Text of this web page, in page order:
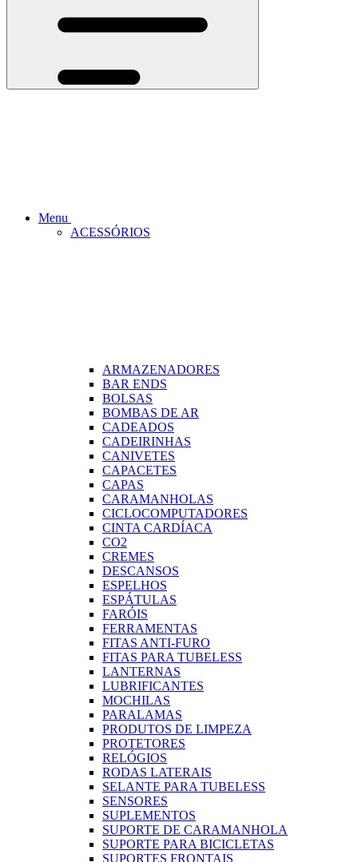
Menu
ACESSÓRIOS
ARMAZENADORES
BAR ENDS
BOLSAS
BOMBAS DE AR
CADEADOS
CADEIRINHAS
CANIVETES
CAPACETES
CAPAS
CARAMANHOLAS
CICLOCOMPUTADORES
CINTA CARDÍACA
CO2
CREMES
DESCANSOS
ESPELHOS
ESPÁTULAS
FARÓIS
FERRAMENTAS
FITAS ANTI-FURO
FITAS PARA TUBELESS
LANTERNAS
LUBRIFICANTES
MOCHILAS
PARALAMAS
PRODUTOS DE LIMPEZA
PROTETORES
RELÓGIOS
RODAS LATERAIS
SELANTE PARA TUBELESS
SENSORES
SUPLEMENTOS
SUPORTE DE CARAMANHOLA
SUPORTE PARA BICICLETAS
SUPORTES FRONTAIS